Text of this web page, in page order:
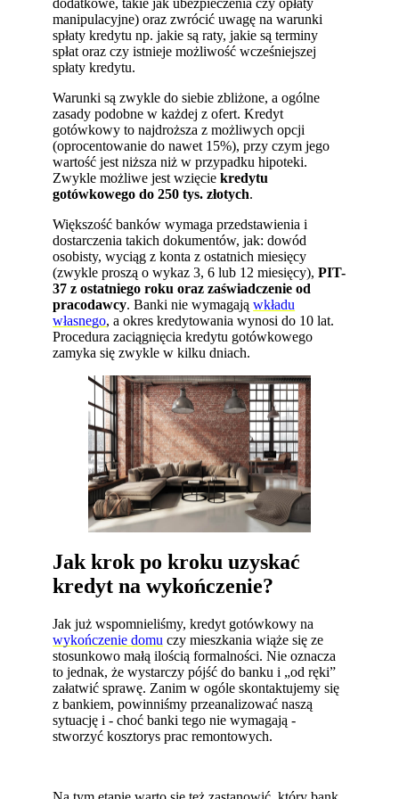
manipulacyjne) oraz zwrócić uwagę na warunki
spłaty kredytu np. jakie są raty, jakie są terminy
spłat oraz czy istnieje możliwość wcześniejszej
spłaty kredytu.
Warunki są zwykle do siebie zbliżone, a ogólne
zasady podobne w każdej z ofert. Kredyt
gotówkowy to najdroższa z możliwych opcji
(oprocentowanie do nawet 15%), przy czym jego
wartość jest niższa niż w przypadku hipoteki.
Zwykle możliwe jest wzięciekredytu
gotówkowego do 250 tys. złotych.
Większość banków wymaga przedstawienia i
dostarczenia takich dokumentów, jak: dowód
osobisty, wyciąg z konta z ostatnich miesięcy
(zwykle proszą o wykaz 3, 6 lub 12 miesięcy),PIT-
37 z ostatniego roku oraz zaświadczenie od
pracodawcy. Banki nie wymagająwkładu
własnego, a okres kredytowania wynosi do 10 lat.
Procedura zaciągnięcia kredytu gotówkowego
zamyka się zwykle w kilku dniach.
Jak krok po kroku uzyskać
kredyt na wykończenie?
Jak już wspomnieliśmy, kredyt gotówkowy na
wykończenie domu czy mieszkania wiąże się ze
stosunkowo małą ilością formalności. Nie oznacza
to jednak, że wystarczy pójść do banku i „od ręki”
załatwić sprawę. Zanim w ogóle skontaktujemy się
z bankiem, powinniśmy przeanalizować naszą
sytuację i - choć banki tego nie wymagają -
stworzyć kosztorys prac remontowych.